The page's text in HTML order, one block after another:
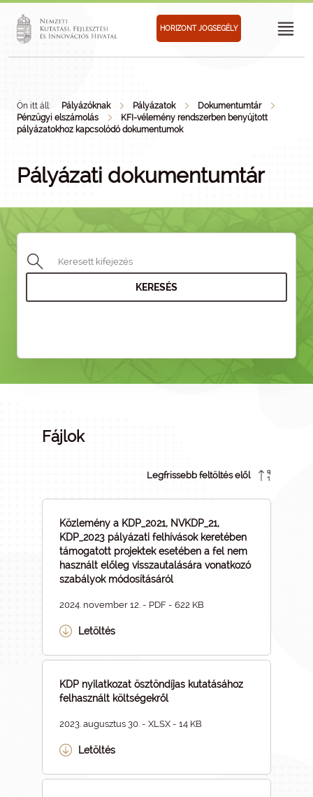
HORIZONT JOGSEGÉLY
Ön itt áll: Pályázóknak Pályázatok
Dokumentumtár
Pénzügyi elszámolás
KFI-vélemény rendszerben benyújtott
pályázatokhoz kapcsolódó dokumentumok
Pályázati dokumentumtár
KERESÉS
Fájlok
Legfrissebb feltöltés elől
Közlemény a KDP_2021, NVKDP_21,
KDP_2023 pályázati felhívások keretében
támogatott projektek esetében a fel nem
használt előleg visszautalására vonatkozó
szabályok módosításáról
2024. november 12. - PDF - 622 KB
Letöltés
KDP nyilatkozat ösztöndíjas kutatásához
felhasznált költségekről
2023. augusztus 30. - XLSX - 14 KB
Letöltés